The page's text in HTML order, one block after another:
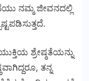
ನಮ್ಮ ಜೀವನದಲ್ಲಿ
ಶ್ರೇಷ್ಠತೆಯನ್ನು
ತನ್ನ